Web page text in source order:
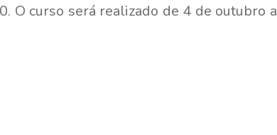
O curso será realizado de 4 de outubro a